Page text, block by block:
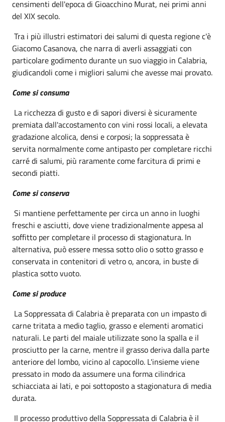
censimenti dell'epoca di Gioacchino Murat, nei primi anni
del XIX secolo.
Tra i più illustri estimatori dei salumi di questa regione c'è
Giacomo Casanova, che narra di averli assaggiati con
particolare godimento durante un suo viaggio in Calabria,
giudicandoli come i migliori salumi che avesse mai provato.
Come si consuma
La ricchezza di gusto e di sapori diversi è sicuramente
premiata dall'accostamento con vini rossi locali, a elevata
gradazione alcolica, densi e corposi; la soppressata è
servita normalmente come antipasto per completare ricchi
carré di salumi, più raramente come farcitura di primi e
secondi piatti.
Come si conserva
Si mantiene perfettamente per circa un anno in luoghi
freschi e asciutti, dove viene tradizionalmente appesa al
soffitto per completare il processo di stagionatura. In
alternativa, può essere messa sotto olio o sotto grasso e
conservata in contenitori di vetro o, ancora, in buste di
plastica sotto vuoto.
Come si produce
La Soppressata di Calabria è preparata con un impasto di
carne tritata a medio taglio, grasso e elementi aromatici
naturali. Le parti del maiale utilizzate sono la spalla e il
prosciutto per la carne, mentre il grasso deriva dalla parte
anteriore del lombo, vicino al capocollo. L'insieme viene
pressato in modo da assumere una forma cilindrica
schiacciata ai lati, e poi sottoposto a stagionatura di media
durata.
Il processo produttivo della Soppressata di Calabria è il